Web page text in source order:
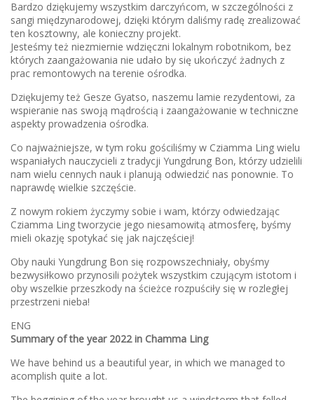
Bardzo dziękujemy wszystkim darczyńcom, w szczególności z
sangi międzynarodowej, dzięki którym daliśmy radę zrealizować
ten kosztowny, ale konieczny projekt.
Jesteśmy też niezmiernie wdzięczni lokalnym robotnikom, bez
których zaangażowania nie udało by się ukończyć żadnych z
prac remontowych na terenie ośrodka.
Dziękujemy też Gesze Gyatso, naszemu lamie rezydentowi, za
wspieranie nas swoją mądrością i zaangażowanie w techniczne
aspekty prowadzenia ośrodka.
Co najważniejsze, w tym roku gościliśmy w Cziamma Ling wielu
wspaniałych nauczycieli z tradycji Yungdrung Bon, którzy udzielili
nam wielu cennych nauk i planują odwiedzić nas ponownie. To
naprawdę wielkie szczęście.
Z nowym rokiem życzymy sobie i wam, którzy odwiedzając
Cziamma Ling tworzycie jego niesamowitą atmosferę, byśmy
mieli okazję spotykać się jak najczęściej!
Oby nauki Yungdrung Bon się rozpowszechniały, obyśmy
bezwysiłkowo przynosili pożytek wszystkim czującym istotom i
oby wszelkie przeszkody na ścieżce rozpuściły się w rozległej
przestrzeni nieba!
ENG
Summary of the year 2022 in Chamma Ling
We have behind us a beautiful year, in which we managed to
acomplish quite a lot.